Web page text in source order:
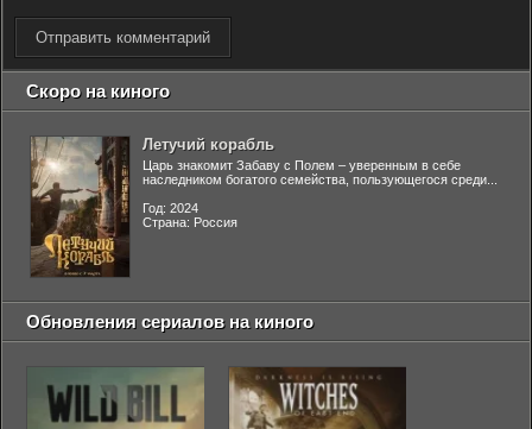
Отправить комментарий
Скоро на киного
Летучий корабль
Царь знакомит Забаву с Полем – уверенным в себе
наследником богатого семейства, пользующегося среди...
Год: 2024
Страна: Россия
Обновления сериалов на киного